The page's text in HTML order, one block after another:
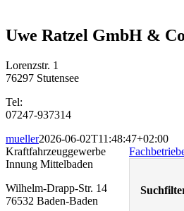
Uwe Ratzel GmbH &
Lorenzstr. 1
76297 Stutensee
Tel:
07247-937314
mueller2026-06-02T11:48:47+02:00
Kraftfahrzeuggewerbe
Innung Mittelbaden
Wilhelm-Drapp-Str. 14
76532 Baden-Baden